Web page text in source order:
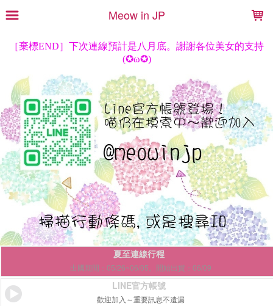
Meow in JP
夏至連線行程
出國期間：05/26~06/05。開始出貨：06/09
LINE官方帳號
歡迎加入～重要訊息不遺漏